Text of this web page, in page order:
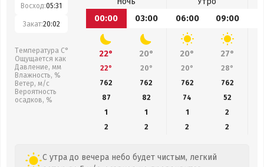
Восход:05:31
Закат:20:02
Температура С°
Ощущается как
Давление, мм
Влажность, %
Ветер, м/с
Вероятность
осадков, %
00:00
03:00 06:00 09:00
22° 20° 20° 27°
22° 20° 20° 28°
762
762 762 762
87
82 74 52
1
1 1
2
2
2 2 2
С утра до вечера небо будет чистым, легкий